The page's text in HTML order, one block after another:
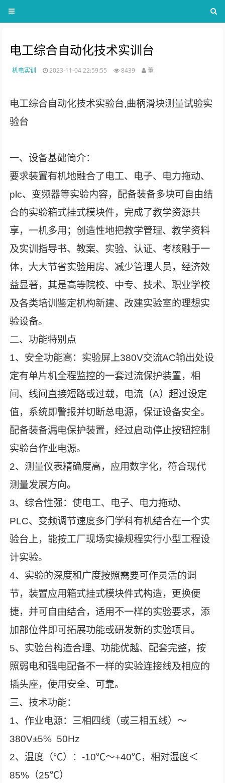
电工综合自动化技术实训台
机电实训 2023-11-04 22:59:55 8439 董
电工综合自动化技术实验台,曲柄滑块测量试验实
验台
一、设备基础简介：
要求装置有机地融合了电工、电子、电力拖动、
plc、变频器等实验内容，配备装备多块可自由结
合的实验箱式挂式模块件，完成了教学资源共
享，一机多用；创造性地把教学管理、教学资料
及实训指导书、教案、实验、认证、考核融于一
体，大大节省实验用房、减少管理人员，经济效
益显著，其是高等院校、中专、技术、职业学校
及各类培训鉴定机构新建、改建实验室的理想实
验设备。
二、功能特别点
1、安全功能高：实验屏上380V交流AC输出处设
定有单片机全程监控的一套过流保护装置，相
间、线间直接短路或过载，电流（A）超过设定
值，系统即警报并切断总电源，保证设备安全。
配备装备漏电保护装置，经过启动停止按钮控制
实验台作业电源。
2、测量仪表精确度高，应用数字化，符合现代
测量发展方向。
3、综合性强：使电工、电子、电力拖动、
PLC、变频调节速度多门学科有机结合在一个实
验台上，能按工厂现场实操规程实行小型工程设
计实验。
4、实验的深度和广度按照需要可作灵活的调
节，装置应用箱式挂式模块件式构造，更换便
捷，并可自由结合，适用不一样的实验要求，添
加部位件即可拓展功能或研发新的实验项目。
5、实验台构造合理、功能优越、配套完整，按
照弱电和强电配备不一样的实验连接线及相应的
插头座，使用安全、可靠。
三、技术功能：
1、作业电源：三相四线（或三相五线）～
380V±5% 50Hz
2、温度（℃）：-10℃～+40℃，相对湿度＜
85%（25℃）